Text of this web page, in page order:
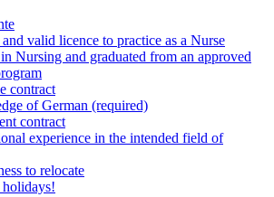
valid licence to practice as a Nurse
Nursing and graduated from an approved
contract
of German (required)
contract
experience in the intended field of
to relocate
holidays!